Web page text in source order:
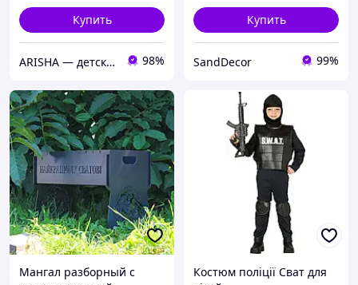
Купить
ARISHA — детская одежда и именная вышивка 98%
Купить
SandDecor 99%
Мангал разборный с
Костюм поліції Сват для